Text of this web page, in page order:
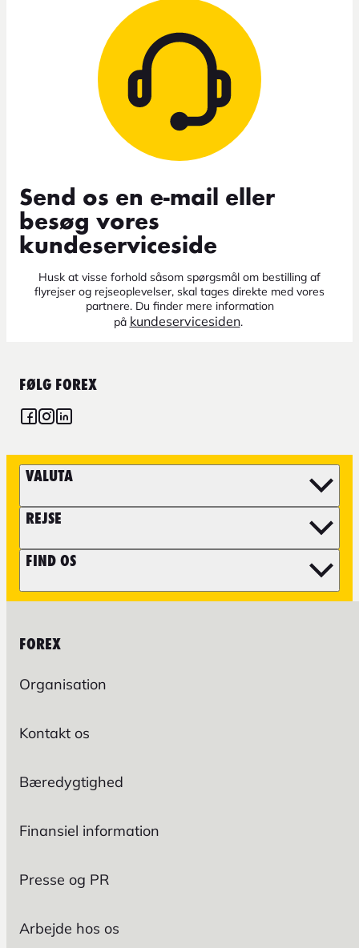
Send os en e-mail eller
besøg vores
kundeserviceside
Husk at visse forhold såsom spørgsmål om bestilling af
flyrejser og rejseoplevelser, skal tages direkte med vores
partnere. Du finder mere information
på kundeservicesiden.
FØLG FOREX
VALUTA
REJSE
FIND OS
FOREX
Organisation
Kontakt os
Bæredygtighed
Finansiel information
Presse og PR
Arbejde hos os